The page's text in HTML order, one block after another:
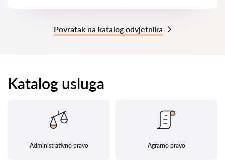
Povratak na katalog odvjetnika
Katalog usluga
Administrativno pravo Agrarno pravo